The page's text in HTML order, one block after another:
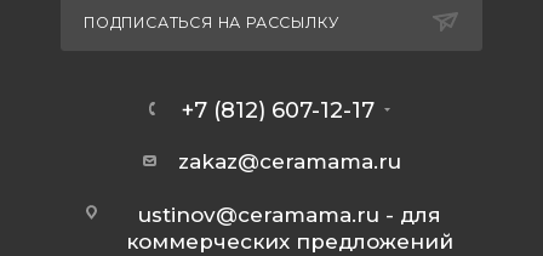
ПОДПИСАТЬСЯ НА РАССЫЛКУ
+7 (812) 607-12-17
zakaz@ceramama.ru
ustinov@ceramama.ru - для
коммерческих предложений